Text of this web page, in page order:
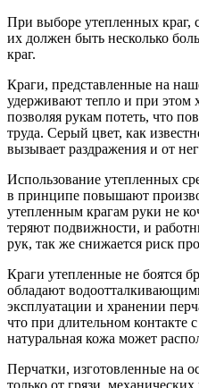
При выборе утепленных краг,
их должен быть несколько
краг.
Краги, представленные на
удерживают тепло и при этом
позволяя рукам потеть, что
труда. Серый цвет, как
вызывает раздражения и от
Использование утепленных
в принципе повышают
утепленным крагам руки не
теряют подвижности, и
рук, так же снижается риск
Краги утепленные не боятся
обладают
эксплуатации и хранении
что при длительном
натуральная кожа может
Перчатки, изготовленные на
только от грязи,